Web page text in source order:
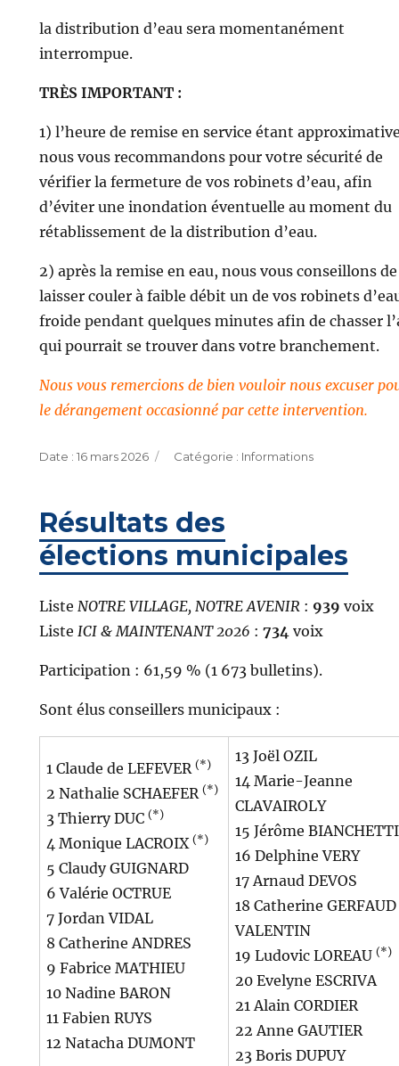
la distribution d’eau sera momentanément
interrompue.
TRÈS IMPORTANT :
1) l’heure de remise en service étant
nous vous recommandons pour votre sécurité de
vérifier la fermeture de vos robinets d’eau, afin
d’éviter une inondation éventuelle au moment du
rétablissement de la distribution d’eau.
2) après la remise en eau, nous vous conseillons de
laisser couler à faible débit un de vos robinets
froide pendant quelques minutes afin de chasser
qui pourrait se trouver dans votre branchement.
Nous vous remercions de bien vouloir nous excuser
le dérangement occasionné par cette intervention.
Publié
16 mars 2026 Catégories
Informations
Résultats des
élections municipales
Liste NOTRE VILLAGE, NOTRE AVENIR: 939 voix
Liste ICI & MAINTENANT 2026 : 734voix
Participation : 61,59 % (1 673 bulletins).
Sont élus conseillers municipaux :
1 Claude de LEFEVER (*)
2 Nathalie SCHAEFER (*)
3 Thierry DUC (*)
4 Monique LACROIX (*)
5 Claudy GUIGNARD
6 Valérie OCTRUE
7 Jordan VIDAL
8 Catherine ANDRES
9 Fabrice MATHIEU
10 Nadine BARON
11 Fabien RUYS
12 Natacha DUMONT
13 Joël OZIL
14 Marie-Jeanne
CLAVAIROLY
15 Jérôme BIANCHETTI
16 Delphine VERY
17 Arnaud DEVOS
18 Catherine GERFAUD
VALENTIN
19 Ludovic LOREAU (*)
20 Evelyne ESCRIVA
21 Alain CORDIER
22 Anne GAUTIER
23 Boris DUPUY